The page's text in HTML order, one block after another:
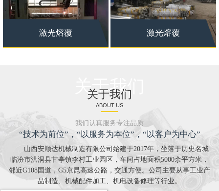
激光熔覆 激光熔覆
关于我们
关于我们
ABOUT US
我们认真服务专注品质
“技术为前位”，“以服务为本位”，“以客户为中心”
山西安顺达机械制造有限公司始建于2017年，坐落于历史名城
临汾市洪洞县甘亭镇李村工业园区，车间占地面积5000余平方米，
邻近G108国道，G5京昆高速公路，交通方便。公司主要从事工业产
品制造、机械配件加工、机电设备修理等行业。